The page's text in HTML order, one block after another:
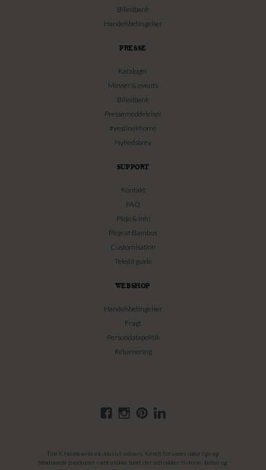
Billedbank
Handelsbetingelser
PRESSE
Kataloger
Messer & events
Billedbank
Pressemeddelelser
#yestinekhome
Nyhedsbrev
SUPPORT
Kontakt
FAQ
Pleje & info
Pleje af Bambus
Customisation
Tekstil guide
WEBSHOP
Handelsbetingelser
Fragt
Persondatapolitik
Returnering
Tine K Home er et eksklusivt univers. Kendt for vores naturlige og
håndlavede produkter samt unikke fund, der udtrykker historie, kultur og